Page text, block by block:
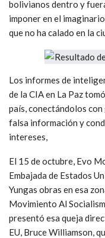
bolivianos dentro y
imponer en el
que no ha calado en la
Los informes de
de la CIA en La Paz
país, conectándolos
falsa información y
intereses,
El 15 de octubre, Evo
Embajada de Estados
Yungas obras en esa
Movimiento Al
presentó esa queja
EU, Bruce Williamson,